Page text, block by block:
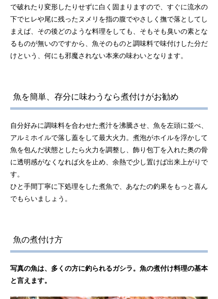
で破れたり変形したりせずに白く固まりますので、すぐに流水の
下でヒレや尾に残ったヌメリを指の腹でやさしく撫で落としてし
まえば、その後どのような料理をしても、そもそも臭いの素とな
るものが無いのですから、魚そのものと調味料で味付けした分だ
けという、何にも邪魔されない本来の味わいとなります。
魚を簡単、存分に味わうなら煮付けがお勧め
自分好みに調味料を合わせた煮汁を沸騰させ、魚を左頭に並べ、
アルミホイルで落し蓋をして最大火力。煮泡がホイルを浮かして
魚を包んだ状態としたら火力を調整し、飾り包丁を入れた奥の骨
に透明感がなくなれば火を止め、余熱で少し置けば出来上がりで
す。
ひと手間丁寧に下処理をした煮魚で、あなたの釣果をもっと喜ん
でもらいましょう。
魚の煮付け方
写真の魚は、多くの方に釣られるガシラ。魚の煮付け料理の基本
と言えます。